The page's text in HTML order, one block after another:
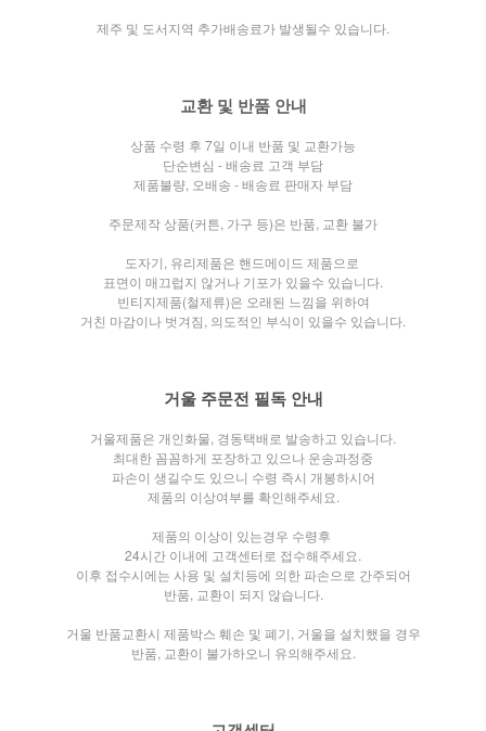
제주 및 도서지역 추가배송료가 발생될수 있습니다.
교환 및 반품 안내
상품 수령 후 7일 이내 반품 및 교환가능
단순변심 - 배송료 고객 부담
제품불량, 오배송 - 배송료 판매자 부담
주문제작 상품(커튼, 가구 등)은 반품, 교환 불가
도자기, 유리제품은 핸드메이드 제품으로
표면이 매끄럽지 않거나 기포가 있을수 있습니다.
빈티지제품(철제류)은 오래된 느낌을 위하여
거친 마감이나 벗겨짐, 의도적인 부식이 있을수 있습니다.
거울 주문전 필독 안내
거울제품은 개인화물, 경동택배로 발송하고 있습니다.
최대한 꼼꼼하게 포장하고 있으나 운송과정중
파손이 생길수도 있으니 수령 즉시 개봉하시어
제품의 이상여부를 확인해주세요.
제품의 이상이 있는경우 수령후
24시간 이내에 고객센터로 접수해주세요.
이후 접수시에는 사용 및 설치등에 의한 파손으로 간주되어
반품, 교환이 되지 않습니다.
거울 반품교환시 제품박스 훼손 및 폐기, 거울을 설치했을 경우
반품, 교환이 불가하오니 유의해주세요.